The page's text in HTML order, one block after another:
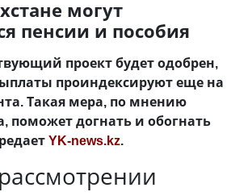
могут
пенсии и пособия
проект будет одобрен,
проиндексируют еще на
Такая мера, по мнению
поможет догнать и обогнать
YK-news.kz.